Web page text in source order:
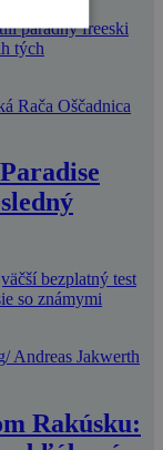
parádny freeski
tých
bezplatný test
so známymi
Rakúsku: